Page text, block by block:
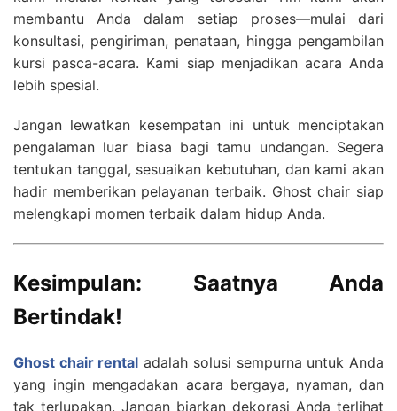
membantu Anda dalam setiap proses—mulai dari
konsultasi, pengiriman, penataan, hingga pengambilan
kursi pasca-acara. Kami siap menjadikan acara Anda
lebih spesial.
Jangan lewatkan kesempatan ini untuk menciptakan
pengalaman luar biasa bagi tamu undangan. Segera
tentukan tanggal, sesuaikan kebutuhan, dan kami akan
hadir memberikan pelayanan terbaik. Ghost chair siap
melengkapi momen terbaik dalam hidup Anda.
Kesimpulan: Saatnya Anda
Bertindak!
Ghost chair rental adalah solusi sempurna untuk Anda
yang ingin mengadakan acara bergaya, nyaman, dan
tak terlupakan. Jangan biarkan dekorasi Anda terlihat